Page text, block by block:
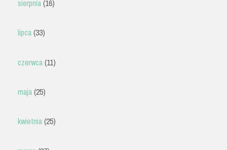
sierpnia(16)
lipca(33)
czerwca(11)
maja(25)
kwietnia(25)